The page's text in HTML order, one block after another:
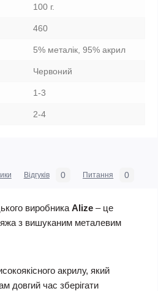
100 г.
460
5% металік, 95% акрил
Червоний
1-3
2-4
Відгуків 0 Питання 0
виробника Alize – це
з вишуканим металевим
акрилу, який
довгий час зберігати